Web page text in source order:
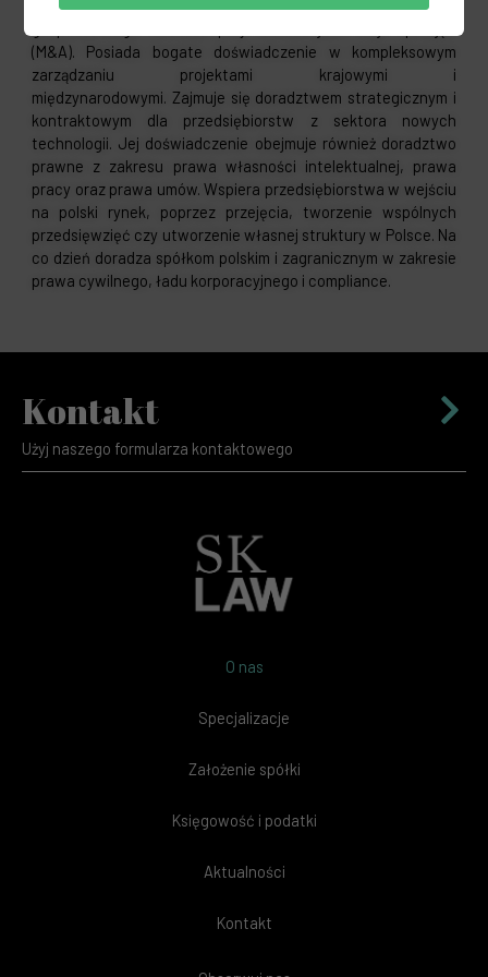
posiada wieloletnią praktykę z zakresu prawa handlowego i
(M&A). Posiada bogate doświadczenie w kompleksowym
zarządzaniu projektami krajowymi i
międzynarodowymi. Zajmuje się doradztwem strategicznym i
kontraktowym dla przedsiębiorstw z sektora nowych
technologii. Jej doświadczenie obejmuje również doradztwo
prawne z zakresu prawa własności intelektualnej, prawa
pracy oraz prawa umów. Wspiera przedsiębiorstwa w wejściu
na polski rynek, poprzez przejęcia, tworzenie wspólnych
przedsięwzięć czy utworzenie własnej struktury w Polsce. Na
co dzień doradza spółkom polskim i zagranicznym w zakresie
prawa cywilnego, ładu korporacyjnego i compliance.
Kontakt
Użyj naszego formularza kontaktowego
O nas
Specjalizacje
Założenie spółki
Księgowość i podatki
Aktualności
Kontakt